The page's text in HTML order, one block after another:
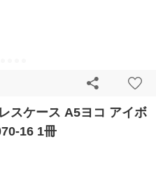
スケース A5ヨコ アイボ
16 1冊